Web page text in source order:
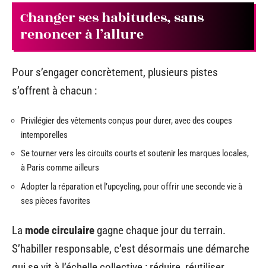
Changer ses habitudes, sans
renoncer à l’allure
Pour s’engager concrètement, plusieurs pistes
s’offrent à chacun :
Privilégier des vêtements conçus pour durer, avec des coupes
intemporelles
Se tourner vers les circuits courts et soutenir les marques locales,
à Paris comme ailleurs
Adopter la réparation et l’upcycling, pour offrir une seconde vie à
ses pièces favorites
La mode circulaire gagne chaque jour du terrain.
S’habiller responsable, c’est désormais une démarche